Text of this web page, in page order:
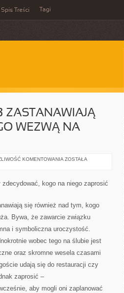
Spis Treści Tagi
ZASTANAWIAJĄ
WEZWĄ NA
KOMENTOWANIA MŁODZI
SIĘ
RÓWNIEŻ
KOGO
WEZWĄ
UROCZYSTOŚĆ
ZOSTAŁA
kogo na niego zaprosić
się również nad tym, kogo
Bywa, że zawarcie związku
i symboliczna uroczystość.
wobec tego na ślubie jest
oraz skromne wesela czasami
udają się do restauracji czy
zaprosić –
aby mogli oni zaplanować